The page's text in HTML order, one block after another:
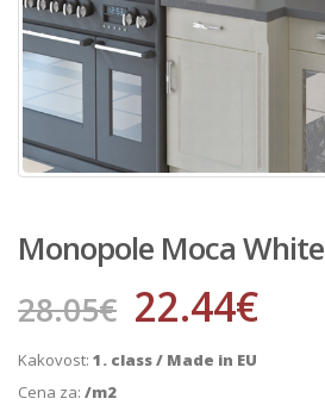
Monopole Moca White
28.05€ 22.44€
Kakovost: 1. class / Made in EU
Cena za: /m2